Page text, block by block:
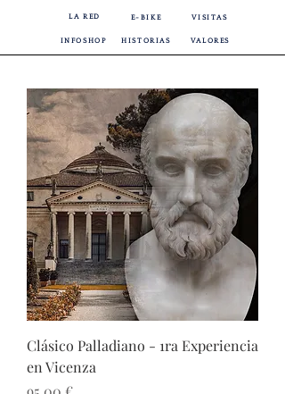
LA RED E-BIKE VISITAS
INFOSHOP HISTORIAS VALORES
Clásico Palladiano - 1ra Experiencia
en Vicenza
Precio